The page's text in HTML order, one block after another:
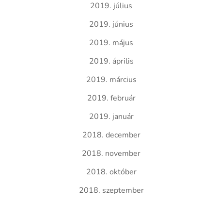
2019. július
2019. június
2019. május
2019. április
2019. március
2019. február
2019. január
2018. december
2018. november
2018. október
2018. szeptember